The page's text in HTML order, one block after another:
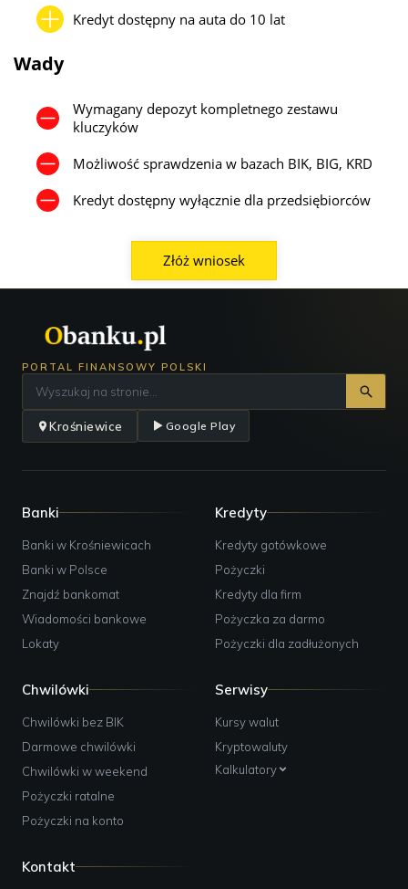
Kredyt dostępny na auta do 10 lat
Wady
Wymagany depozyt kompletnego zestawu
kluczyków
Możliwość sprawdzenia w bazach BIK, BIG, KRD
Kredyt dostępny wyłącznie dla przedsiębiorców
Złóż wniosek
PORTAL FINANSOWY POLSKI
Krośniewice Google Play
Banki
Banki w Krośniewicach
Banki w Polsce
Znajdź bankomat
Wiadomości bankowe
Lokaty
Kredyty
Kredyty gotówkowe
Pożyczki
Kredyty dla firm
Pożyczka za darmo
Pożyczki dla zadłużonych
Chwilówki
Chwilówki bez BIK
Darmowe chwilówki
Chwilówki w weekend
Pożyczki ratalne
Pożyczki na konto
Serwisy
Kursy walut
Kryptowaluty
Kalkulatory
Kontakt